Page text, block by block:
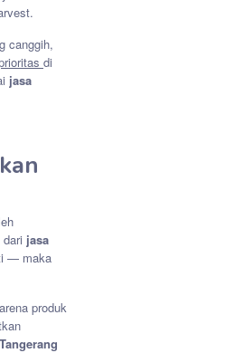
canggih,
di
jasa
jasa
— maka
produk